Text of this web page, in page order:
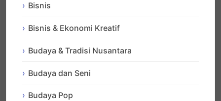
Bisnis
Bisnis & Ekonomi Kreatif
Budaya & Tradisi Nusantara
Budaya dan Seni
Budaya Pop